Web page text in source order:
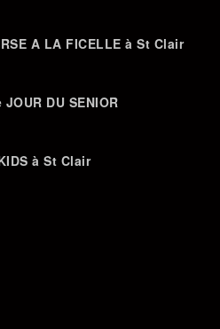
A LA FICELLE à St Clair
DU SENIOR
à St Clair